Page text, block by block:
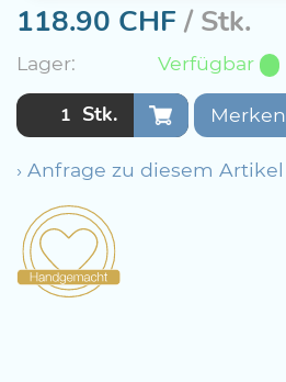
118.90 CHF/ Stk.
Lager: Verfügbar
Stk. Merken
› Anfrage zu diesem Artikel